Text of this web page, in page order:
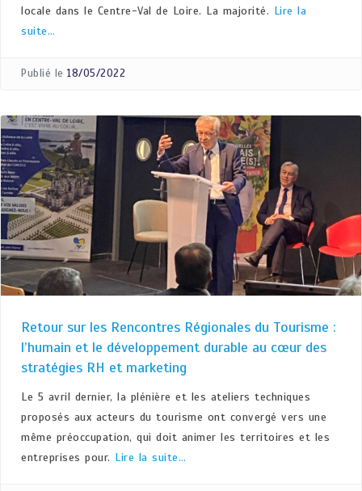
locale dans le Centre-Val de Loire. La majorité. Lire la
suite…
Publié le 18/05/2022
Retour sur les Rencontres Régionales du Tourisme :
l’humain et le développement durable au cœur des
stratégies RH et marketing
Le 5 avril dernier, la plénière et les ateliers techniques
proposés aux acteurs du tourisme ont convergé vers une
même préoccupation, qui doit animer les territoires et les
entreprises pour. Lire la suite…